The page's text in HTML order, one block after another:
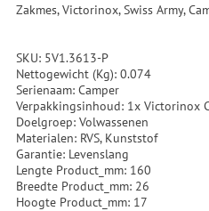
Zakmes, Victorinox, Swiss Army,
SKU: 5V1.3613-P
Nettogewicht (Kg): 0.074
Serienaam: Camper
Verpakkingsinhoud: 1x Victorinox
Doelgroep: Volwassenen
Materialen: RVS, Kunststof
Garantie: Levenslang
Lengte Product_mm: 160
Breedte Product_mm: 26
Hoogte Product_mm: 17